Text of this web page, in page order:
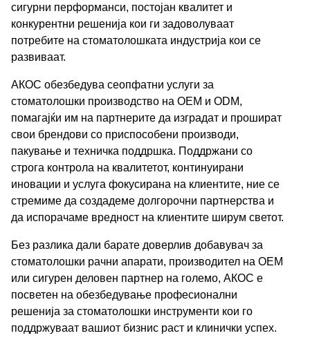
сигурни перформанси, постојан квалитет и
конкурентни решенија кои ги задоволуваат
потребите на стоматолошката индустрија кои се
развиваат.
АКОС обезбедува сеопфатни услуги за
стоматолошки производство на OEM и ODM,
помагајќи им на партнерите да изградат и прошират
свои брендови со приспособени производи,
пакување и техничка поддршка. Поддржани со
строга контрола на квалитетот, континуирани
иновации и услуга фокусирана на клиентите, ние се
стремиме да создадеме долгорочни партнерства и
да испорачаме вредност на клиентите ширум светот.
Без разлика дали барате доверлив добавувач за
стоматолошки рачни апарати, производител на OEM
или сигурен деловен партнер на големо, АКОС е
посветен на обезбедување професионални
решенија за стоматолошки инструменти кои го
поддржуваат вашиот бизнис раст и клинички успех.